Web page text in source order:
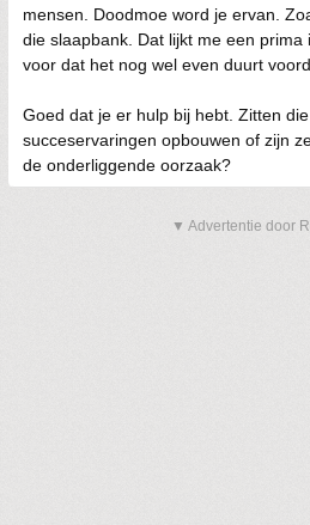
mensen. Doodmoe word je ervan.
die slaapbank. Dat lijkt me een
voor dat het nog wel even duurt
Goed dat je er hulp bij hebt. Zitten
succeservaringen opbouwen of zijn
de onderliggende oorzaak?
▼ Advertentie door